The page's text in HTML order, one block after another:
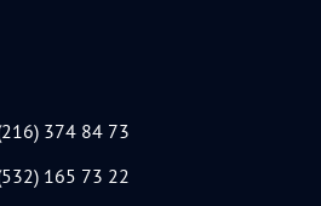
374 84 73
165 73 22